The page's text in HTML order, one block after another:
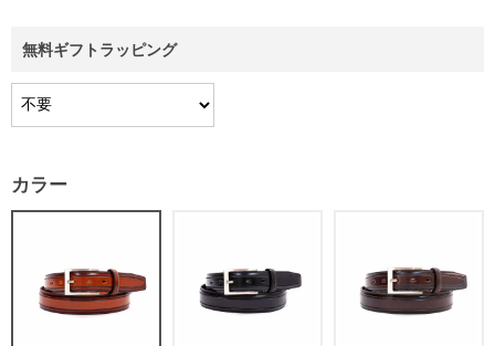
無料ギフトラッピング
カラー